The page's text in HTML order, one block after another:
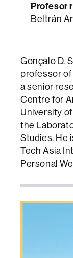
Profesor
Beltrán
Gonçalo D.
professor
a senior
Centre for
University
the
Studies. He
Tech Asia
Personal